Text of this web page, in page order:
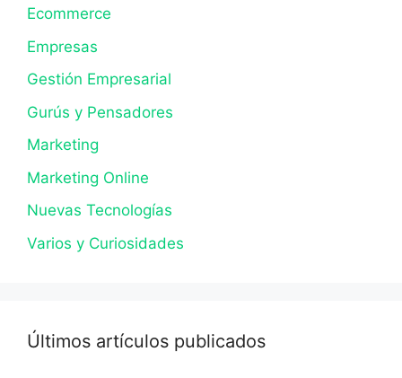
Ecommerce
Empresas
Gestión Empresarial
Gurús y Pensadores
Marketing
Marketing Online
Nuevas Tecnologías
Varios y Curiosidades
Últimos artículos publicados